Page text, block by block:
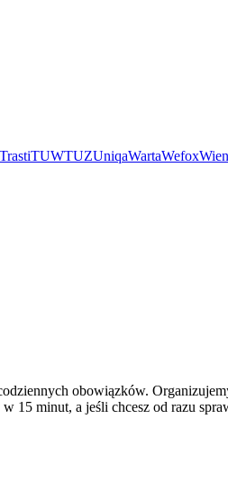
TrastiTUWTUZUniqaWartaWefox
obowiązków.
15 minut, a jeśli chcesz od razu